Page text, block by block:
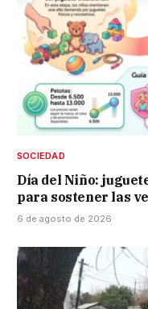
SOCIEDAD
Día del Niño:
para sostener las
6 de agosto de 2026